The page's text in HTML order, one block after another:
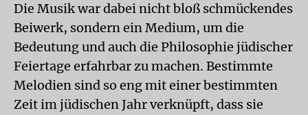
Die Musik war dabei nicht bloß schmückendes
Beiwerk, sondern ein Medium, um die
Bedeutung und auch die Philosophie jüdischer
Feiertage erfahrbar zu machen. Bestimmte
Melodien sind so eng mit einer bestimmten
Zeit im jüdischen Jahr verknüpft, dass sie